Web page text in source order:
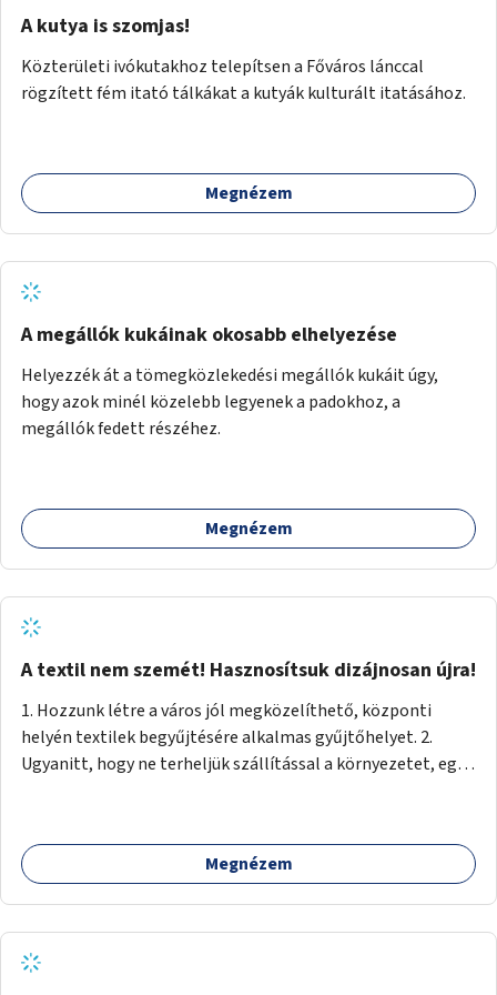
A kutya is szomjas!
Közterületi ivókutakhoz telepítsen a Főváros lánccal
rögzített fém itató tálkákat a kutyák kulturált itatásához.
Megnézem
A megállók kukáinak okosabb elhelyezése
Helyezzék át a tömegközlekedési megállók kukáit úgy,
hogy azok minél közelebb legyenek a padokhoz, a
megállók fedett részéhez.
Megnézem
A textil nem szemét! Hasznosítsuk dizájnosan újra!
1. Hozzunk létre a város jól megközelíthető, központi
helyén textilek begyűjtésére alkalmas gyűjtőhelyet. 2.
Ugyanitt, hogy ne terheljük szállítással a környezetet, egy
Ugyanitt egy utcára nyíló bemutatótermet és üzletet, ahol
az elkészült termékek megnézhetők, megvásárolhatók.
még használható darabokat értékesíteni lehet az
üzletben.) 3. A textilek darabolása kisebb-nagyobb
Megnézem